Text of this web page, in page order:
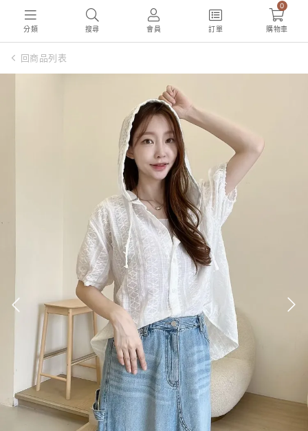
分類 搜尋 會員 訂單
0
購物車
回商品列表